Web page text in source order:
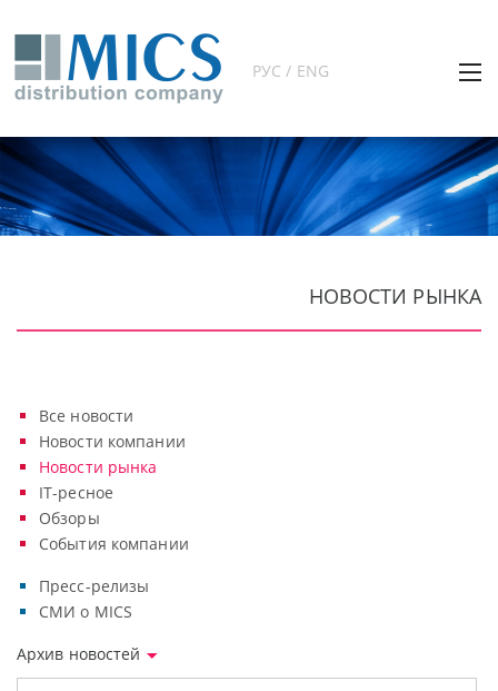
РУС / ENG
НОВОСТИ РЫНКА
Все новости
Новости компании
Новости рынка
IT-ресное
Обзоры
События компании
Пресс-релизы
СМИ о MICS
Архив новостей